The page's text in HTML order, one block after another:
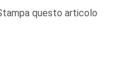
questo articolo